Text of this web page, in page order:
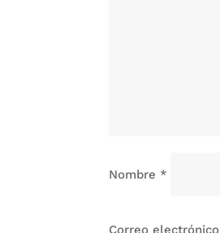
Nombre *
Correo electrónico